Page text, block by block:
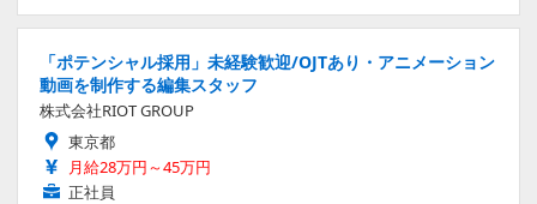
「ポテンシャル採用」未経験歓迎/OJTあり・アニメーション
動画を制作する編集スタッフ
株式会社RIOT GROUP
東京都
月給28万円～45万円
正社員